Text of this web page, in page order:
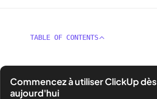
TABLE OF CONTENTS
Commencez à utiliser ClickUp dès
aujourd'hui